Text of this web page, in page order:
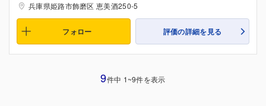
兵庫県姫路市飾磨区 恵美酒250-5
フォロー 評価の詳細を見る
9件中 1~9件を表示